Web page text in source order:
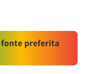
fonte preferita